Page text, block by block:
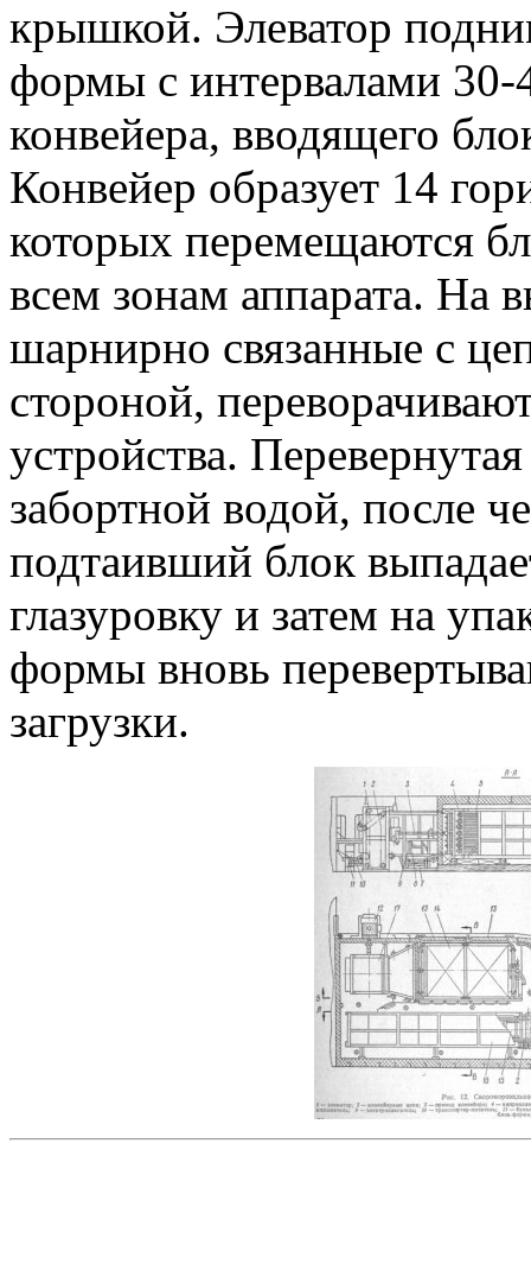
крышкой. Элеватор
формы с интервалами 30-
конвейера, вводящего
Конвейер образует 14
которых перемещаются
всем зонам аппарата. На
шарнирно связанные с
стороной,
устройства.
забортной водой, после
подтаивший блок
глазуровку и затем на
формы вновь
загрузки.